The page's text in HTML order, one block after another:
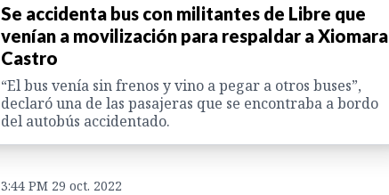
Se accidenta bus con militantes de Libre que
venían a movilización para respaldar a Xiomara
Castro
“El bus venía sin frenos y vino a pegar a otros buses”,
declaró una de las pasajeras que se encontraba a bordo
del autobús accidentado.
3:44 PM 29 oct. 2022